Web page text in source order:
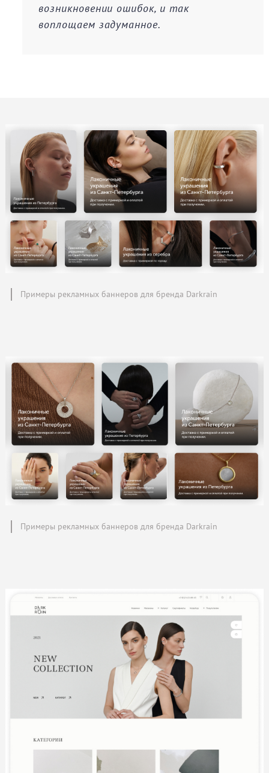
возникновении ошибок, и так
воплощаем задуманное.
Примеры рекламных баннеров для бренда Darkrain
Примеры рекламных баннеров для бренда Darkrain